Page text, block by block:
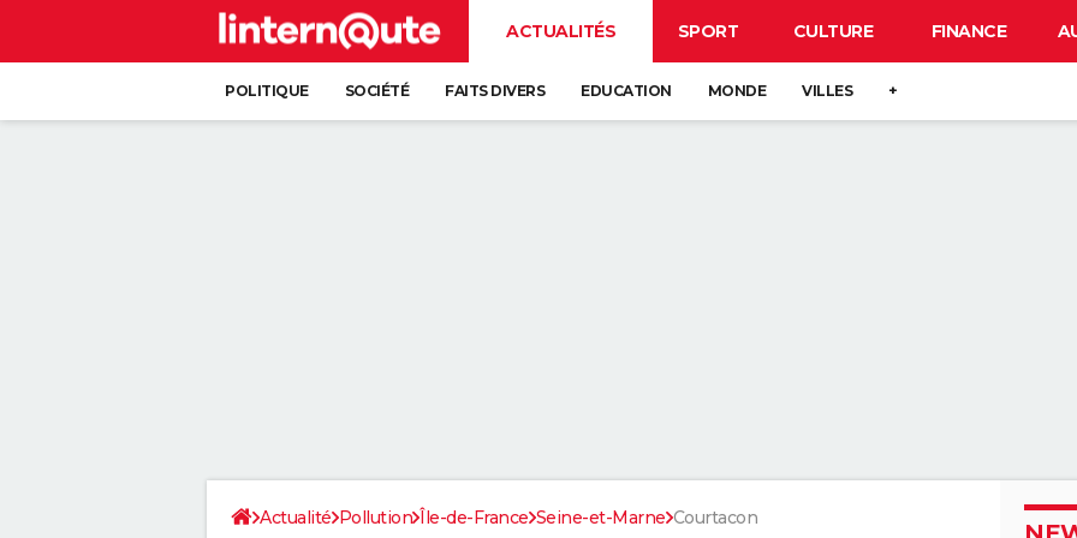
ACTUALITÉS SPORT CULTURE FINANCE
POLITIQUE SOCIÉTÉ FAITS DIVERS EDUCATION MONDE VILLES +
Actualité Pollution Île-de-France Seine-et-Marne Courtacon